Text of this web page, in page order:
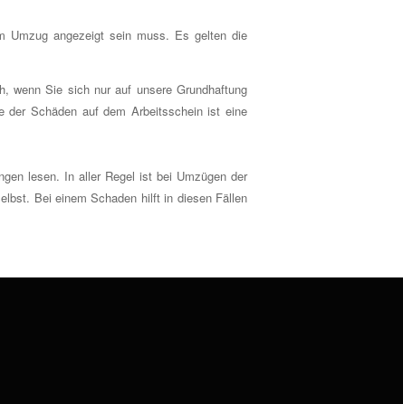
Umzug angezeigt sein muss. Es gelten die
wenn Sie sich nur auf unsere Grundhaftung
der Schäden auf dem Arbeitsschein ist eine
lesen. In aller Regel ist bei Umzügen der
Bei einem Schaden hilft in diesen Fällen